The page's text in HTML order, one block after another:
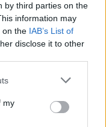
by third parties on the
information may
on the IAB’s List of
disclose it to other
my